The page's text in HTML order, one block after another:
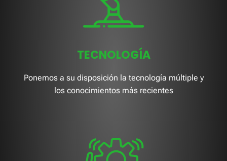
TECNOLOGÍA
Ponemos a su disposición la tecnología múltiple y
los conocimientos más recientes